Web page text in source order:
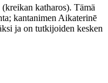
katharos). Tämä
kantanimen Aikaterinē
ja on tutkijoiden kesken